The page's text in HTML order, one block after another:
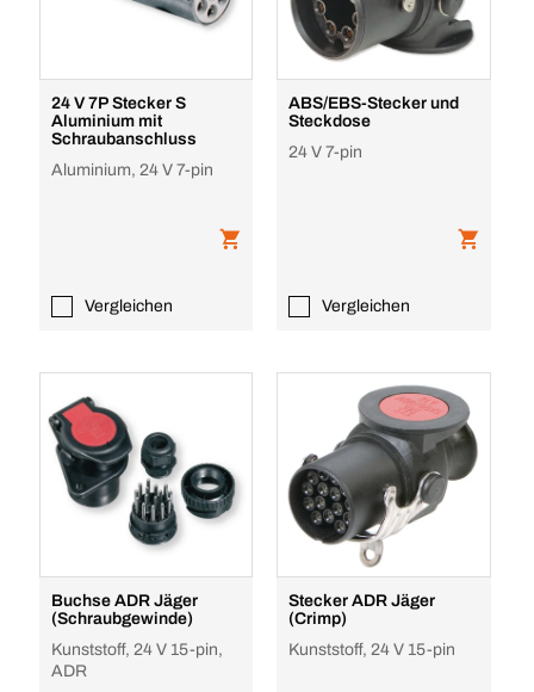
24 V 7P Stecker S
Aluminium mit
Schraubanschluss
Aluminium, 24 V 7-pin
Vergleichen
ABS/EBS-Stecker und
Steckdose
24 V 7-pin
Vergleichen
Buchse ADR Jäger
(Schraubgewinde)
Kunststoff, 24 V 15-pin,
ADR
Stecker ADR Jäger
(Crimp)
Kunststoff, 24 V 15-pin